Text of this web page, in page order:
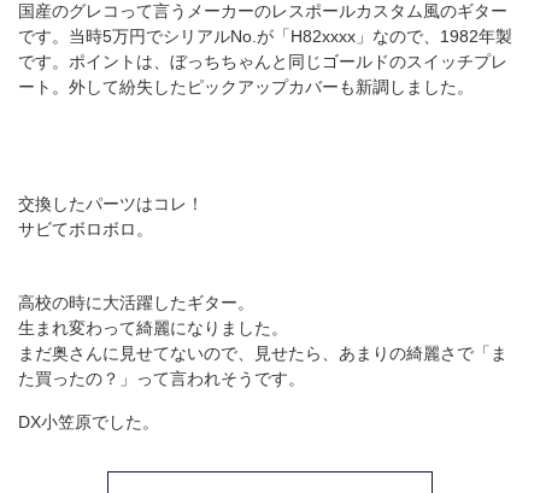
国産のグレコって言うメーカーのレスポールカスタム風のギター
です。当時5万円でシリアルNo.が「H82xxxx」なので、1982年製
です。ポイントは、ぼっちちゃんと同じゴールドのスイッチプレ
ート。外して紛失したピックアップカバーも新調しました。
交換したパーツはコレ！
サビてボロボロ。
高校の時に大活躍したギター。
生まれ変わって綺麗になりました。
まだ奥さんに見せてないので、見せたら、あまりの綺麗さで「ま
た買ったの？」って言われそうです。
DX小笠原でした。